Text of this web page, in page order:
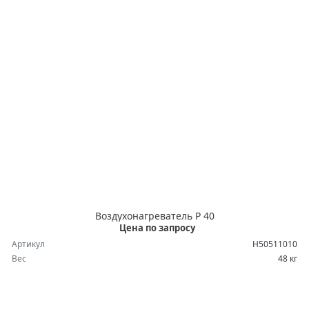
Воздухонагреватель P 40
Цена по запросу
Артикул
H50511010
Вес
48 кг